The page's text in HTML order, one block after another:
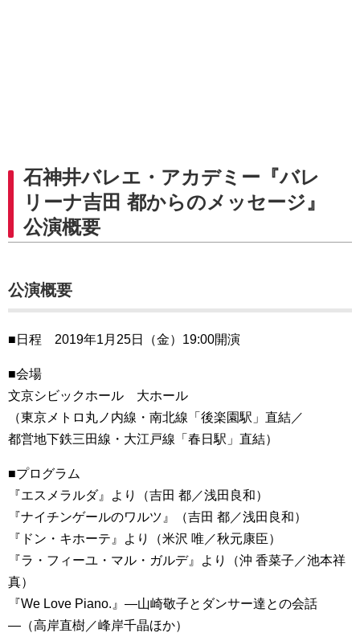
石神井バレエ・アカデミー『バレ
リーナ吉田 都からのメッセージ』
公演概要
公演概要
■日程 2019年1月25日（金）19:00開演
■会場
文京シビックホール 大ホール
（東京メトロ丸ノ内線・南北線「後楽園駅」直結／
都営地下鉄三田線・大江戸線「春日駅」直結）
■プログラム
『エスメラルダ』より（吉田 都／浅田良和）
『ナイチンゲールのワルツ』（吉田 都／浅田良和）
『ドン・キホーテ』より（米沢 唯／秋元康臣）
『ラ・フィーユ・マル・ガルデ』より（沖 香菜子／池本祥
真）
『We Love Piano.』―山崎敬子とダンサー達との会話
―（高岸直樹／峰岸千晶ほか）